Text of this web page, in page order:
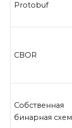
Protobuf
CBOR
Собственная
бинарная